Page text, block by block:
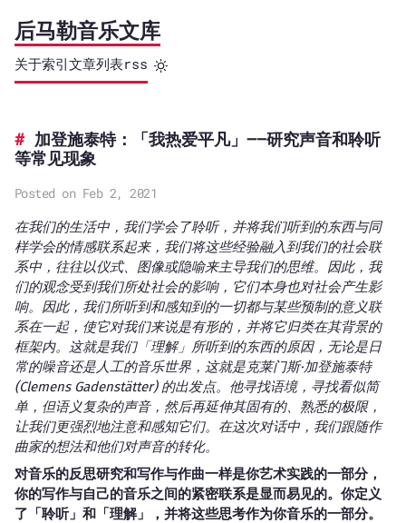
后马勒音乐文库
关于索引文章列表rss
加登施泰特：「我热爱平凡」——研究声音和聆听
等常见现象
Posted on Feb 2, 2021
在我们的生活中，我们学会了聆听，并将我们听到的东西与同
样学会的情感联系起来，我们将这些经验融入到我们的社会联
系中，往往以仪式、图像或隐喻来主导我们的思维。因此，我
们的观念受到我们所处社会的影响，它们本身也对社会产生影
响。因此，我们所听到和感知到的一切都与某些预制的意义联
系在一起，使它对我们来说是有形的，并将它归类在其背景的
框架内。这就是我们「理解」所听到的东西的原因，无论是日
常的噪音还是人工的音乐世界，这就是克莱门斯·加登施泰特
(Clemens Gadenstätter) 的出发点。他寻找语境，寻找看似简
单，但语义复杂的声音，然后再延伸其固有的、熟悉的极限，
让我们更强烈地注意和感知它们。在这次对话中，我们跟随作
曲家的想法和他们对声音的转化。
对音乐的反思研究和写作与作曲一样是你艺术实践的一部分，
你的写作与自己的音乐之间的紧密联系是显而易见的。你定义
了「聆听」和「理解」，并将这些思考作为你音乐的一部分。